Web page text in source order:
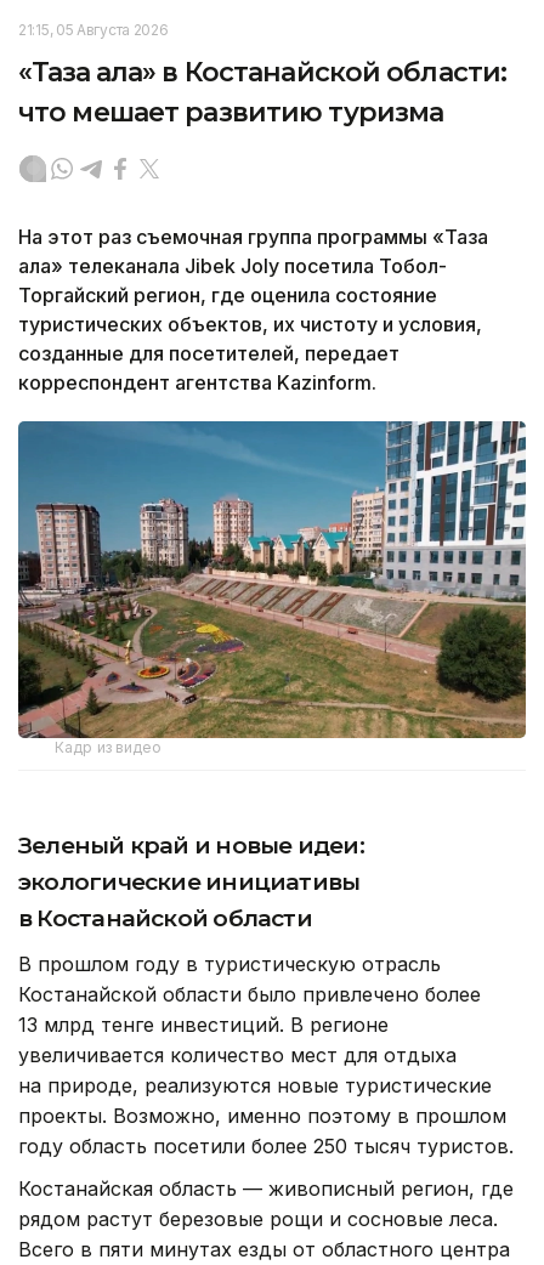
21:15, 05 Августа 2026
«Таза қала» в Костанайской области:
что мешает развитию туризма
На этот раз съемочная группа программы «Таза
қала» телеканала Jibek Joly посетила Тобол-
Торгайский регион, где оценила состояние
туристических объектов, их чистоту и условия,
созданные для посетителей, передает
корреспондент агентства Kazinform.
Кадр из видео
Зеленый край и новые идеи:
экологические инициативы
в Костанайской области
В прошлом году в туристическую отрасль
Костанайской области было привлечено более
13 млрд тенге инвестиций. В регионе
увеличивается количество мест для отдыха
на природе, реализуются новые туристические
проекты. Возможно, именно поэтому в прошлом
году область посетили более 250 тысяч туристов.
Костанайская область — живописный регион, где
рядом растут березовые рощи и сосновые леса.
Всего в пяти минутах езды от областного центра